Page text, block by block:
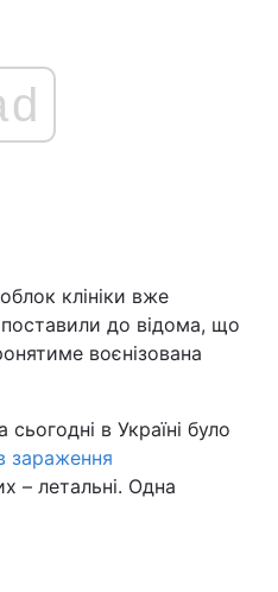
клініки вже
до відома, що
воєнізована
в Україні було
зараження
– летальні. Одна